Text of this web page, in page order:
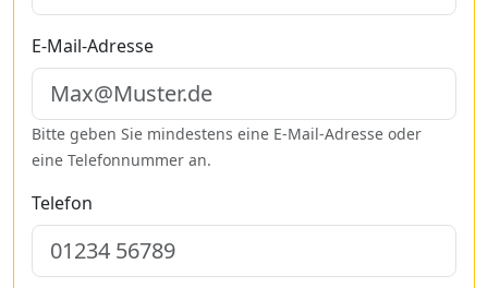
E-Mail-Adresse
Bitte geben Sie mindestens eine E-Mail-Adresse oder
eine Telefonnummer an.
Telefon